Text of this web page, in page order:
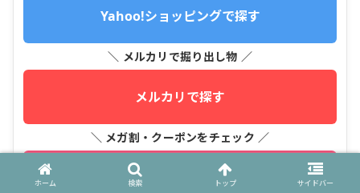
Yahoo!ショッピングで探す
＼ メルカリで掘り出し物 ／
メルカリで探す
＼ メガ割・クーポンをチェック ／
Qoo10で探す
ホーム 検索 トップ サイドバー